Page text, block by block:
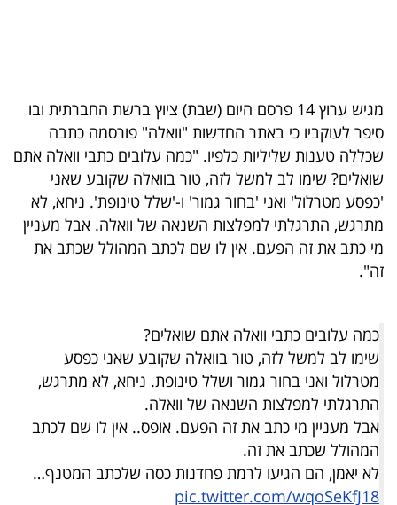
המילון
הכלכלי
פודקאסט
40
UNDER
40
שיתופי
פעולה
דרושים
מגיש ערוץ 14 פרסם היום (שבת) ציוץ ברשת החברתית ובו
סיפר לעוקביו כי באתר החדשות "וואלה" פורסמה כתבה
שכללה טענות שליליות כלפיו. "כמה עלובים כתבי וואלה אתם
שואלים? שימו לב למשל לזה, טור בוואלה שקובע שאני
'כפסע מטרלול' ואני 'בחור גמור' ו-'שלל טינופת'. ניחא, לא
מתרגש, התרגלתי למפלצות השנאה של וואלה. אבל מעניין
מי כתב את זה הפעם. אין לו שם לכתב המהולל שכתב את
זה".
כמה עלובים כתבי וואלה אתם שואלים?
שימו לב למשל לזה, טור בוואלה שקובע שאני כפסע
מטרלול ואני בחור גמור ושלל טינופת. ניחא, לא מתרגש,
התרגלתי למפלצות השנאה של וואלה.
אבל מעניין מי כתב את זה הפעם. אופס.. אין לו שם לכתב
המהולל שכתב את זה.
לא יאמן, הם הגיעו לרמת פחדנות כסה שלכתב המטנף…
pic.twitter.com/wqoSeKfJ18